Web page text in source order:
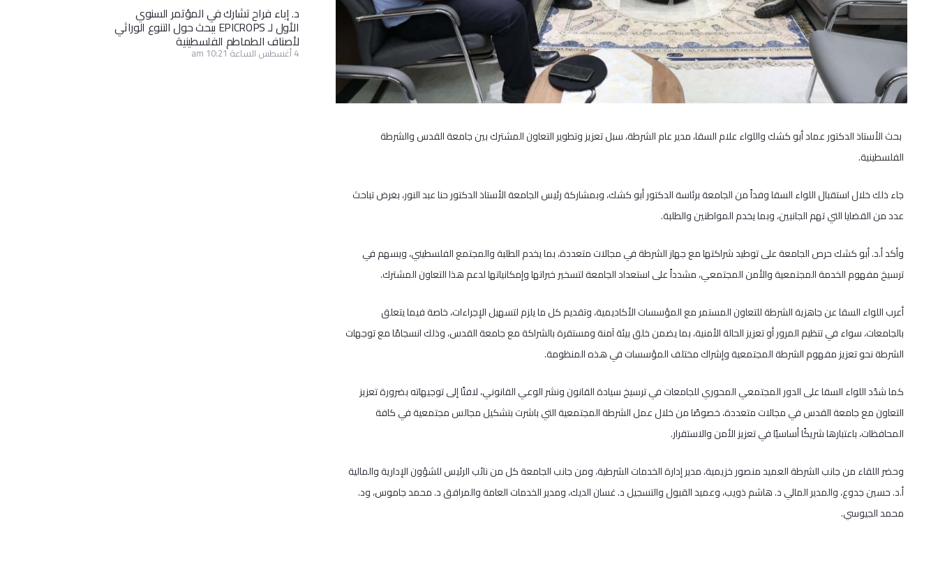
بحث الأستاذ الدكتور عماد أبو كشك واللواء علام السقا، مدير عام الشرطة، سبل تعزيز وتطوير التعاون المشترك بين جامعة القدس والشرطة
الفلسطينية.
جاء ذلك خلال استقبال اللواء السقا وفداً من الجامعة برئاسة الدكتور أبو كشك، وبمشاركة رئيس الجامعة الأستاذ الدكتور حنا عبد النور، بغرض تباحث
عدد من القضايا التي تهم الجانبين، وبما يخدم المواطنين والطلبة.
وأكد أ.د. أبو كشك حرص الجامعة على توطيد شراكتها مع جهاز الشرطة في مجالات متعددة، بما يخدم الطلبة والمجتمع الفلسطيني، ويسهم في
ترسيخ مفهوم الخدمة المجتمعية والأمن المجتمعي، مشدداً على استعداد الجامعة لتسخير خبراتها وإمكانياتها لدعم هذا التعاون المشترك.
أعرب اللواء السقا عن جاهزية الشرطة للتعاون المستمر مع المؤسسات الأكاديمية، وتقديم كل ما يلزم لتسهيل الإجراءات، خاصة فيما يتعلق
بالجامعات، سواء في تنظيم المرور أو تعزيز الحالة الأمنية، بما يضمن خلق بيئة آمنة ومستقرة بالشراكة مع جامعة القدس، وذلك انسجامًا مع توجهات
الشرطة نحو تعزيز مفهوم الشرطة المجتمعية وإشراك مختلف المؤسسات في هذه المنظومة.
كما شدّد اللواء السقا على الدور المجتمعي المحوري للجامعات في ترسيخ سيادة القانون ونشر الوعي القانوني، لافتًا إلى توجيهاته بضرورة تعزيز
التعاون مع جامعة القدس في مجالات متعددة، خصوصًا من خلال عمل الشرطة المجتمعية التي باشرت بتشكيل مجالس مجتمعية في كافة
المحافظات، باعتبارها شريكًا أساسيًا في تعزيز الأمن والاستقرار.
وحضر اللقاء من جانب الشرطة العميد منصور خزيمية، مدير إدارة الخدمات الشرطية، ومن جانب الجامعة كل من نائب الرئيس للشؤون الإدارية والمالية
أ.د. حسين جدوع، والمدير المالي د. هاشم ذويب، وعميد القبول والتسجيل د. غسان الديك، ومدير الخدمات العامة والمرافق د. محمد جاموس، ود.
محمد الجيوسي.
د. إباء فراح تشارك في المؤتمر السنوي
الأول لـ EPICROPS ببحث حول التنوع الوراثي
لأصناف الطماطم الفلسطينية
4 أغسطس الساعة 10:21 am